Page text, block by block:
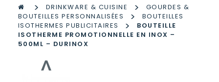
> DRINKWARE & CUISINE >
GOURDES &
BOUTEILLES PERSONNALISÉES
>
BOUTEILLES
ISOTHERMES PUBLICITAIRES
>
BOUTEILLE
ISOTHERME PROMOTIONNELLE EN INOX –
500ML – DURINOX